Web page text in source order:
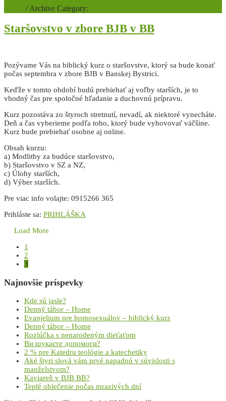
/Archive Category:
Staršovstvo v zbore BJB v BB
Pozývame Vás na biblický kurz o staršovstve, ktorý sa bude konať
počas septembra v zbore BJB v Banskej Bystrici.
Keďže v tomto období budú prebiehať aj voľby starších, je to
vhodný čas pre spoločné hľadanie a duchovnú prípravu.
Kurz pozostáva zo štyroch stretnutí, nevadí, ak niektoré vynecháte.
Deň a čas vyberieme podľa toho, ktorý bude vyhovovať väčšine.
Kurz bude prebiehať osobne aj online.
Obsah kurzu:
a) Modlitby za budúce staršovstvo,
b) Staršovstvo v SZ a NZ,
c) Úlohy starších,
d) Výber starších.
Pre viac info volajte: 0915266 365
Prihláste sa: PRIHLÁŠKA
Load More
1
2
3
Najnovšie príspevky
Kde sú jasle?
Denný tábor – Home
Evanjelium pre homosexuálov – biblický kurz
Denný tábor – Home
Rozlúčka s nenarodeným dieťaťom
Ви шукаєте допомоги?
2 % pre Katedru teológie a katechetiky
Aké štyri slová vám prvé napadnú v súvislosti s
manželstvom?
Kaviareň v BJB BB?
Teplé oblečenie počas mrazivých dní